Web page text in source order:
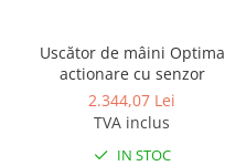
Uscător de mâini Optima
actionare cu senzor
2.344,07 Lei
TVA inclus
IN STOC